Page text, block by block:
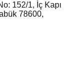
152/1, İç Kapı
78600,